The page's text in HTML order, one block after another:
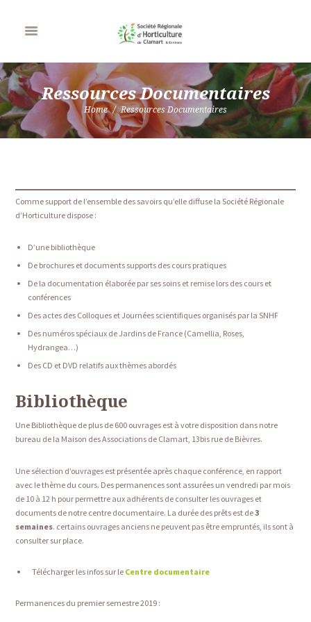
Ressources Documentaires
Home Ressources Documentaires
Comme support de l’ensemble des savoirs qu’elle diffuse la Société Régionale
d’Horticulture dispose :
D’une bibliothèque
De brochures et documents supports des cours pratiques
De la documentation élaborée par ses soins et remise lors des cours et
conférences
Des actes des Colloques et Journées scientifiques organisés par la SNHF
Des numéros spéciaux de Jardins de France (Camellia, Roses,
Hydrangea…)
Des CD et DVD relatifs aux thèmes abordés
Bibliothèque
Une Bibliothèque de plus de 600 ouvrages est à votre disposition dans notre
bureau de la Maison des Associations de Clamart, 13bis rue de Bièvres.
Une sélection d’ouvrages est présentée après chaque conférence, en rapport
avec le thème du cours. Des permanences sont assurées un vendredi par mois
de 10 à 12 h pour permettre aux adhérents de consulter les ouvrages et
documents de notre centre documentaire. La durée des prêts est de3
semaines. certains ouvrages anciens ne peuvent pas être empruntés, ils sont à
consulter sur place.
Télécharger les infos sur le Centre documentaire
Permanences du premier semestre 2019 :